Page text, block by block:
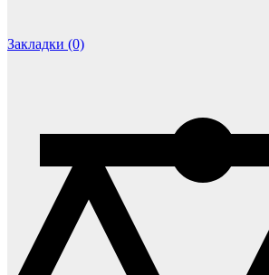
Закладки (0)